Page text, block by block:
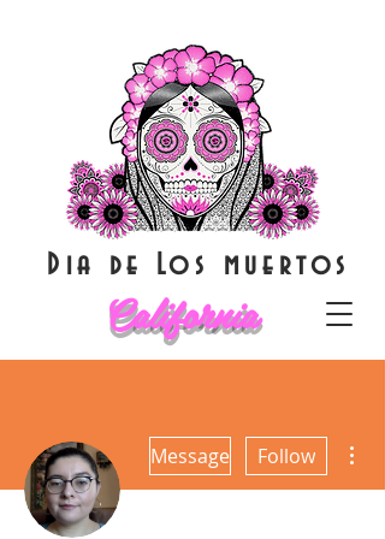
Dia de Los muertos
California
Message Follow